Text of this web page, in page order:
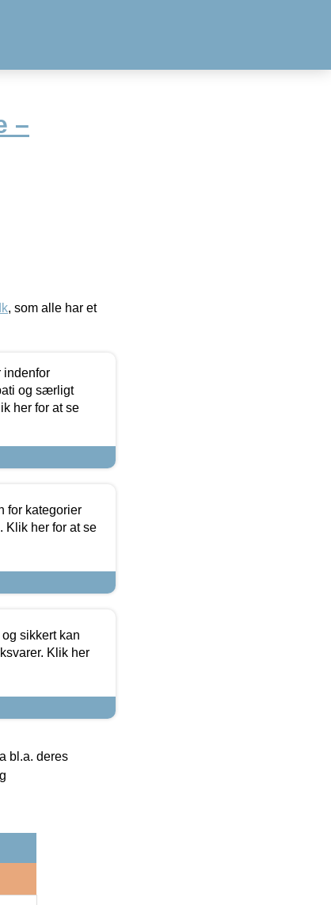
–
, som alle har et
indenfor
og særligt
her for at se
for kategorier
Klik her for at se
sikkert kan
Klik her
bl.a. deres